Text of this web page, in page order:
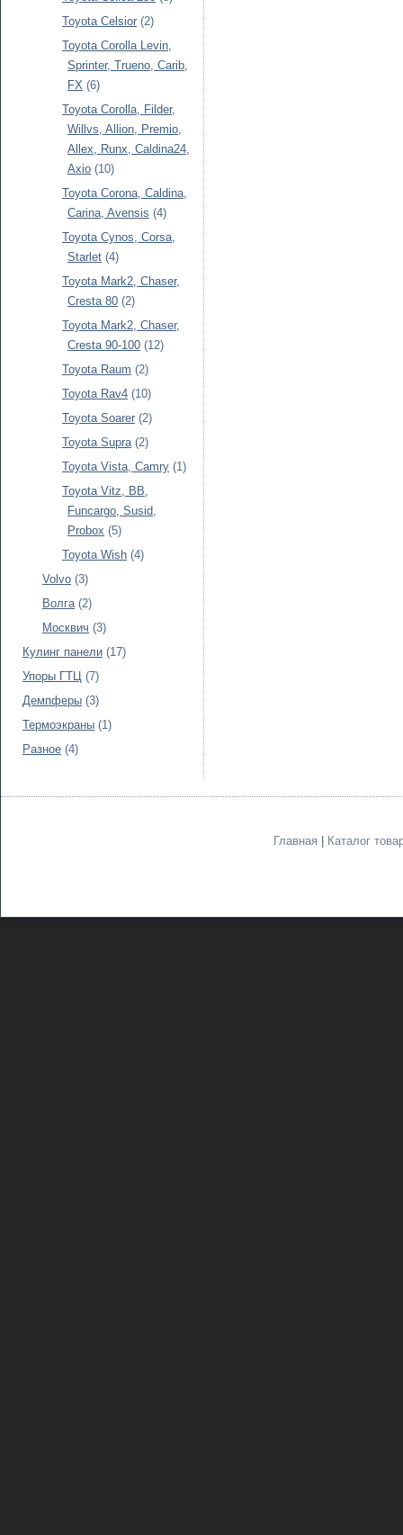
Toyota Celsior (2)
Toyota Corolla Levin,
Sprinter, Trueno, Carib,
FX (6)
Toyota Corolla, Filder,
Willvs, Allion, Premio,
Allex, Runx, Caldina24,
Axio (10)
Toyota Corona, Caldina,
Carina, Avensis (4)
Toyota Cynos, Corsa,
Starlet (4)
Toyota Mark2, Chaser,
Cresta 80 (2)
Toyota Mark2, Chaser,
Cresta 90-100 (12)
Toyota Raum (2)
Toyota Rav4 (10)
Toyota Soarer (2)
Toyota Supra (2)
Toyota Vista, Camry (1)
Toyota Vitz, BB,
Funcargo, Susid,
Probox (5)
Toyota Wish (4)
Volvo (3)
Волга (2)
Москвич (3)
Кулинг панели (17)
Упоры ГТЦ (7)
Демпферы (3)
Термоэкраны (1)
Разное (4)
Главная Каталог